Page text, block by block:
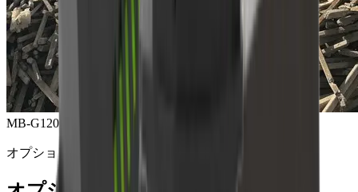
MB-G1200 グラップル
オプション製品